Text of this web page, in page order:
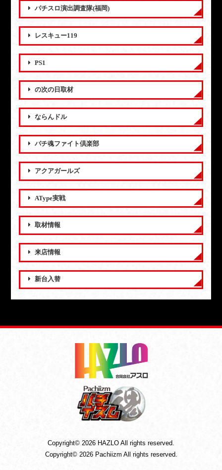
パチスロ演出調査隊(福岡)
レスキュー119
PS1
の次の日取材
ならんドル
パチ魂ファイト倶楽部
アクアガールズ
AType実戦
取材情報
来店情報
新台入替
Copyright© 2026 HAZLO All rights reserved.
Copyright© 2026 Pachiizm All rights reserved.